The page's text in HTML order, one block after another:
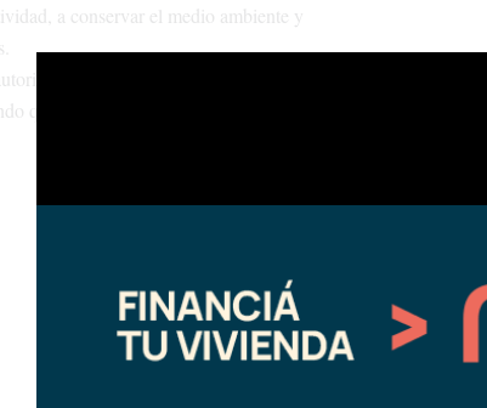
a conservar el medio ambiente y
y a todos los actores
que su continuidad es esencial para